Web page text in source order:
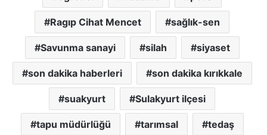
Ragıp Cihat Mencet sağlık-sen
Savunma sanayi silah siyaset
son dakika haberleri son dakika kırıkkale
suakyurt Sulakyurt ilçesi
tapu müdürlüğü tarımsal tedaş